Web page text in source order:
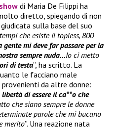
di Maria De Filippi ha
diretto, spiegando di non
sulla base del suo
che esiste il topless, 800
gente mi deve far passare per la
sempre nuda…Io ci metto
di testa”, ha scritto. La
le facciano male
da altre donne:
di essere il ca**o che
che siano sempre le donne
parole che mi bucano
merito”. Una reazione nata